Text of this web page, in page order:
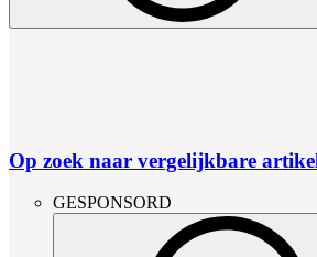
Op zoek naar vergelijkbare
GESPONSORD